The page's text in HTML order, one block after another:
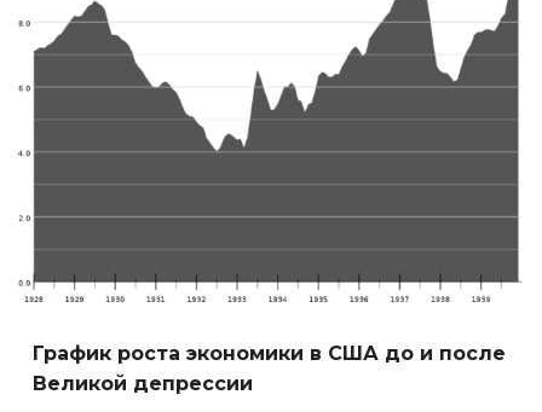
График роста экономики в СШ А до и после
Великой депрессии